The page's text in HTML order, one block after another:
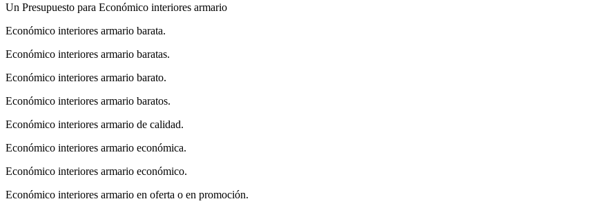
Un Presupuesto para Económico interiores armario
Económico interiores armario barata.
Económico interiores armario baratas.
Económico interiores armario barato.
Económico interiores armario baratos.
Económico interiores armario de calidad.
Económico interiores armario económica.
Económico interiores armario económico.
Económico interiores armario en oferta o en promoción.